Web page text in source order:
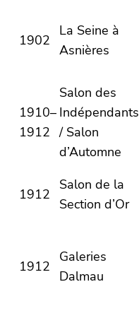
1902
La Seine à
Asnières
1910–
1912
Salon des
Indépendants
/ Salon
d’Automne
1912
Salon de la
Section d’Or
1912
Galeries
Dalmau